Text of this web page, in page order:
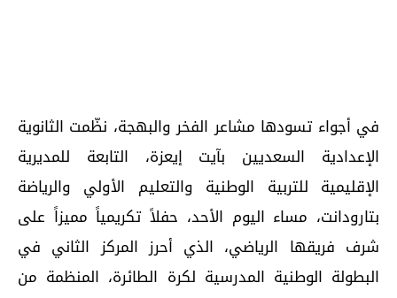
في أجواء تسودها مشاعر الفخر والبهجة، نظّمت الثانوية
الإعدادية السعديين بآيت إيعزة، التابعة للمديرية
الإقليمية للتربية الوطنية والتعليم الأولي والرياضة
بتارودانت، مساء اليوم الأحد، حفلاً تكريمياً مميزاً على
شرف فريقها الرياضي، الذي أحرز المركز الثاني في
البطولة الوطنية المدرسية لكرة الطائرة، المنظمة من